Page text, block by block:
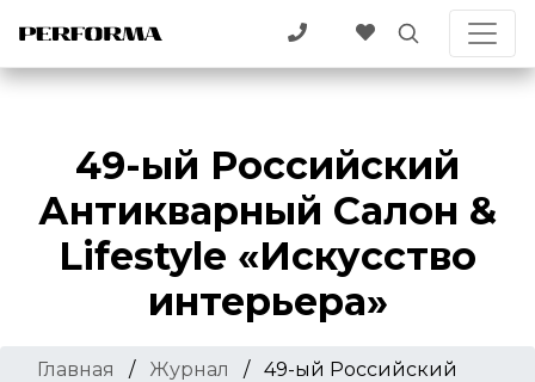
49-ый Российский
Антикварный Салон &
Lifestyle «Искусство
интерьера»
Главная / Журнал /
49-ый Российский